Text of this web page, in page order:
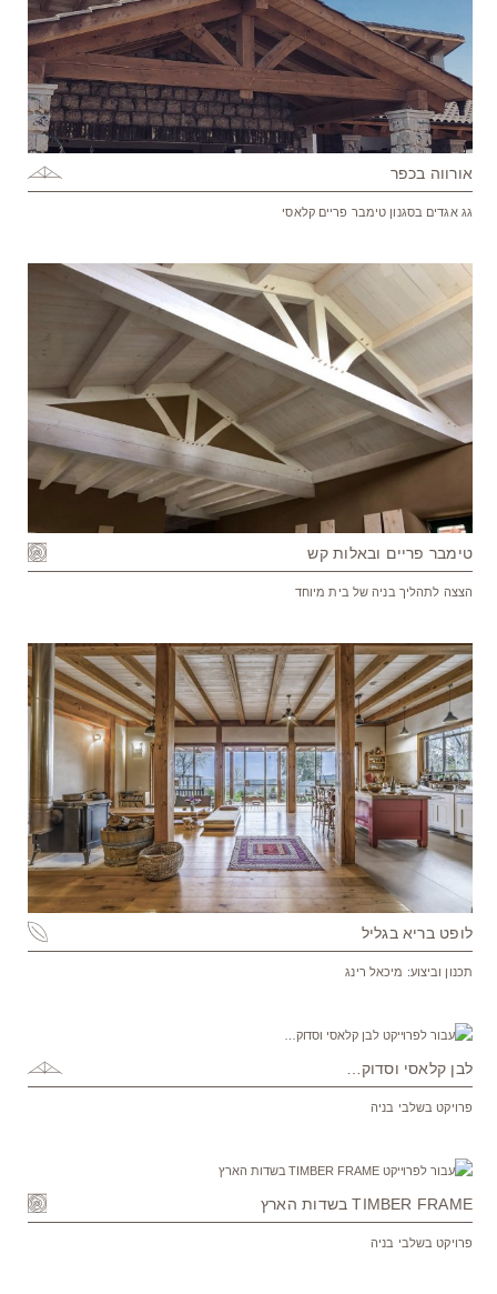
אורווה בכפר
גג אגדים בסגנון טימבר פריים קלאסי
טימבר פריים ובאלות קש
הצצה לתהליך בניה של בית מיוחד
לופט בריא בגליל
תכנון וביצוע: מיכאל רינג
לבן קלאסי וסדוק…
פרויקט בשלבי בניה
TIMBER FRAME בשדות הארץ
פרויקט בשלבי בניה